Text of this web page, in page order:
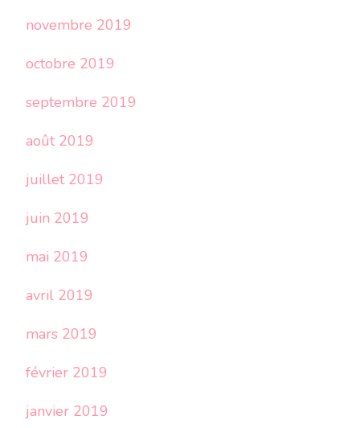
novembre 2019
octobre 2019
septembre 2019
août 2019
juillet 2019
juin 2019
mai 2019
avril 2019
mars 2019
février 2019
janvier 2019